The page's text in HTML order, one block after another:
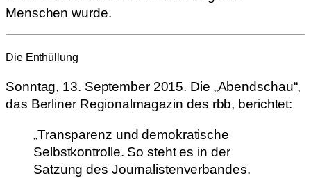
Menschen wurde.
Die Enthüllung
Sonntag, 13. September 2015. Die „Abendschau“,
das Berliner Regionalmagazin des rbb, berichtet:
„Transparenz und demokratische
Selbstkontrolle. So steht es in der
Satzung des Journalistenverbandes.